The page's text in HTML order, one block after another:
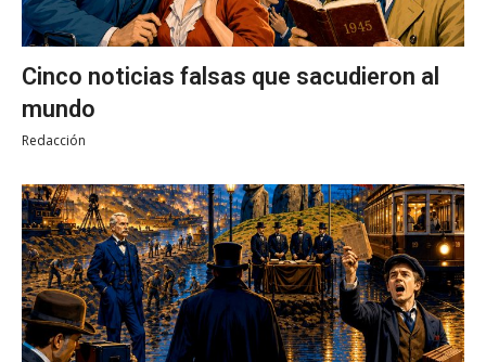
Cinco noticias falsas que sacudieron al
mundo
Redacción